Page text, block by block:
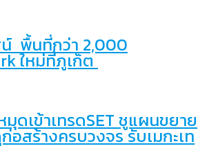
พื้นที่กว่า 2,000
ใหม่ที่ภูเก็ต
มุดเข้าเทรดSET ชูแผนขยาย
สร้างครบวงจร รับเมกะเท